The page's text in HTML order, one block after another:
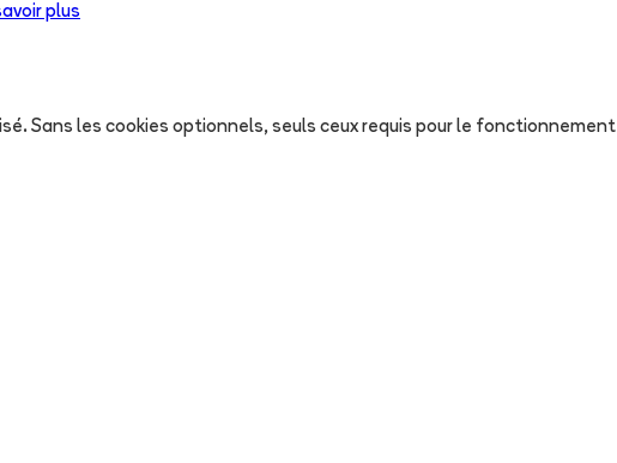
plus
Sans les cookies optionnels, seuls ceux requis pour le fonctionnement